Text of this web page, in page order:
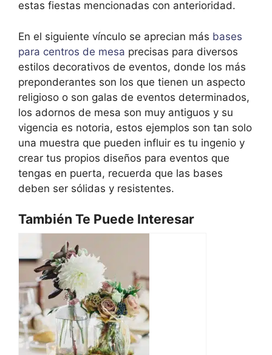
estas fiestas mencionadas con anterioridad.
En el siguiente vínculo se aprecian más bases
para centros de mesa precisas para diversos
estilos decorativos de eventos, donde los más
preponderantes son los que tienen un aspecto
religioso o son galas de eventos determinados,
los adornos de mesa son muy antiguos y su
vigencia es notoria, estos ejemplos son tan solo
una muestra que pueden influir es tu ingenio y
crear tus propios diseños para eventos que
tengas en puerta, recuerda que las bases
deben ser sólidas y resistentes.
También Te Puede Interesar